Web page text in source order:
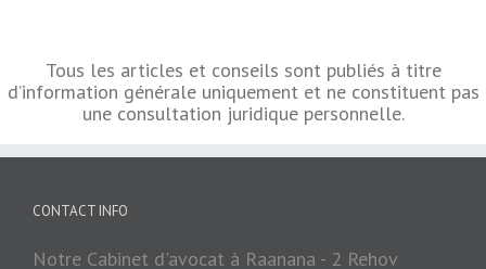
Tous les articles et conseils sont publiés à titre
d’information générale uniquement et ne constituent pas
une consultation juridique personnelle.
CONTACT INFO
Notre Cabinet d'avocat à Raanana - 2 Rehov